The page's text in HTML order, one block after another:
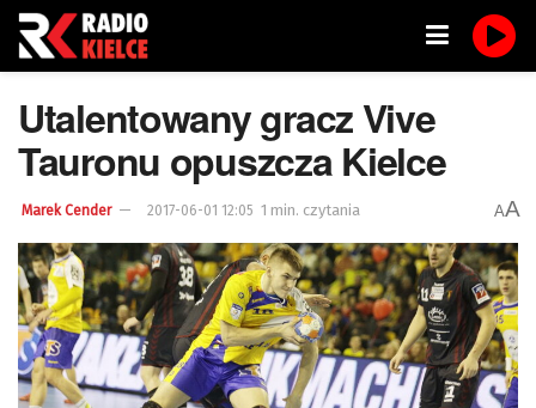
Utalentowany gracz Vive
Tauronu opuszcza Kielce
Marek Cender 2017-06-01 12:05 1 min. czytania AA